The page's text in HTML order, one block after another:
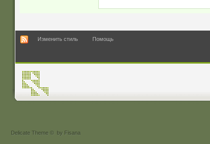
Delicate Theme © by Fisana
Изменить стиль Помощь